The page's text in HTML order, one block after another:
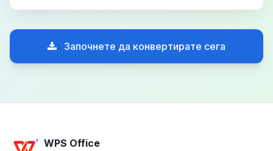
Започнете да конвертирате сега
WPS Office